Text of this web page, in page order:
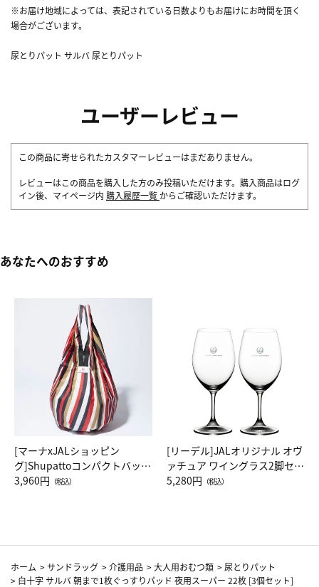
※お届け地域によっては、表記されている日数よりもお届けにお時間を頂く
場合がございます。
尿とりパット サルバ 尿とりパット
ユーザーレビュー
この商品に寄せられたカスタマーレビューはまだありません。
レビューはこの商品を購入した方のみ投稿いただけます。購入商品はログ
イン後、マイページ内 購入履歴一覧 からご確認いただけます。
あなたへのおすすめ
[マーナxJALショッピン
グ]Shupattoコンパクトバッグ
Drop JAL客室乗務員（LC）ス
3,960円 （税込）
[リーデル]JALオリジナル オヴ
ァチュア ワイングラス2脚セッ
ト（レッドワイン）
5,280円 （税込）
ホーム >サンドラッグ >介護用品 >大人用おむつ類 > 尿とりパット
> 白十字 サルバ 朝まで1枚ぐっすりパッド 夜用スーパー 22枚 [3個セット]